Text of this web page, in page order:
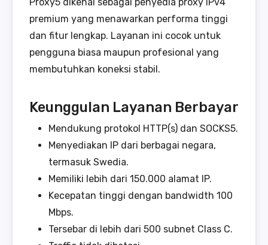
premium yang menawarkan performa tinggi
dan fitur lengkap. Layanan ini cocok untuk
pengguna biasa maupun profesional yang
membutuhkan koneksi stabil.
Keunggulan Layanan Berbayar
Mendukung protokol HTTP(s) dan SOCKS5.
Menyediakan IP dari berbagai negara,
termasuk Swedia.
Memiliki lebih dari 150.000 alamat IP.
Kecepatan tinggi dengan bandwidth 100
Mbps.
Tersebar di lebih dari 500 subnet Class C.